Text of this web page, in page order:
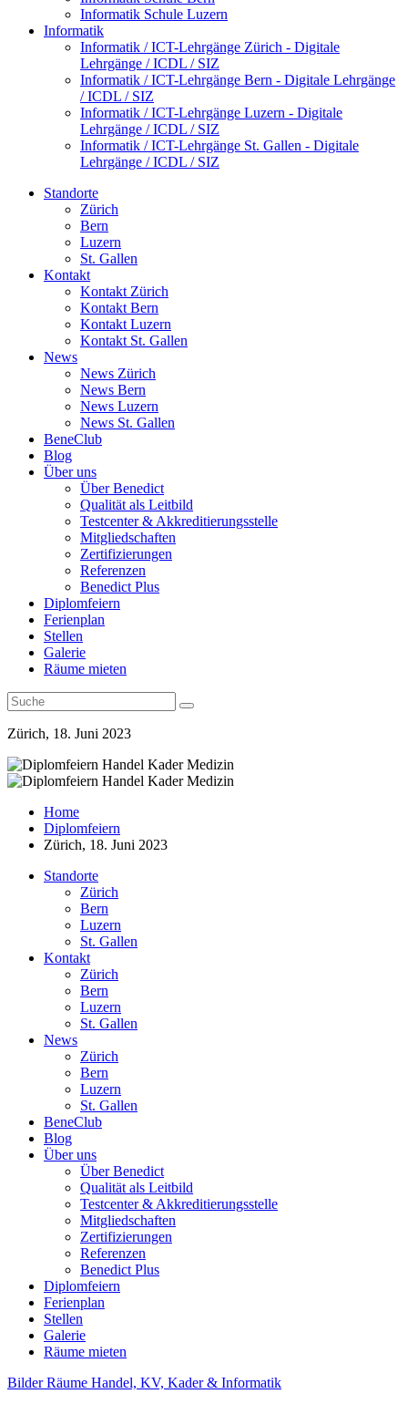
Informatik Schule Luzern
Informatik
Informatik / ICT-Lehrgänge Zürich - Digitale
Lehrgänge / ICDL / SIZ
Informatik / ICT-Lehrgänge Bern - Digitale Lehrgänge
/ ICDL / SIZ
Informatik / ICT-Lehrgänge Luzern - Digitale
Lehrgänge / ICDL / SIZ
Informatik / ICT-Lehrgänge St. Gallen - Digitale
Lehrgänge / ICDL / SIZ
Standorte
Zürich
Bern
Luzern
St. Gallen
Kontakt
Kontakt Zürich
Kontakt Bern
Kontakt Luzern
Kontakt St. Gallen
News
News Zürich
News Bern
News Luzern
News St. Gallen
BeneClub
Blog
Über uns
Über Benedict
Qualität als Leitbild
Testcenter & Akkreditierungsstelle
Mitgliedschaften
Zertifizierungen
Referenzen
Benedict Plus
Diplomfeiern
Ferienplan
Stellen
Galerie
Räume mieten
Zürich, 18. Juni 2023
Home
Diplomfeiern
Zürich, 18. Juni 2023
Standorte
Zürich
Bern
Luzern
St. Gallen
Kontakt
Zürich
Bern
Luzern
St. Gallen
News
Zürich
Bern
Luzern
St. Gallen
BeneClub
Blog
Über uns
Über Benedict
Qualität als Leitbild
Testcenter & Akkreditierungsstelle
Mitgliedschaften
Zertifizierungen
Referenzen
Benedict Plus
Diplomfeiern
Ferienplan
Stellen
Galerie
Räume mieten
Bilder Räume Handel, KV, Kader & Informatik